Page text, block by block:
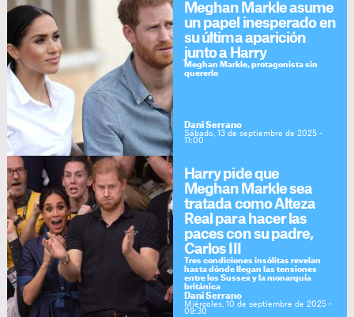
Meghan Markle asume
un papel inesperado en
su última aparición
junto a Harry
Meghan Markle, protagonista sin
quererlo
Dani Serrano
Sábado, 13 de septiembre de 2025 -
11:00
Harry pide que
Meghan Markle sea
tratada como Alteza
Real para hacer las
paces con su padre,
Carlos III
Tres condiciones insólitas revelan
hasta dónde llegan las tensiones
entre los Sussex y la monarquía
británica
Dani Serrano
Miércoles, 10 de septiembre de 2025 -
09:30